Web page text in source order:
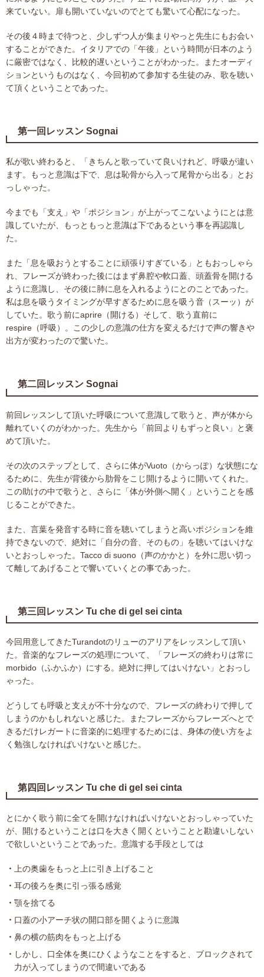
来ていない。扉も開いていないのでとても驚いて心配になった。
その後４時まで待つと、少しずつ人が集まりやっと先生にもお会い
することができた。イタリアでの「午後」という時間が日本のよう
に厳密ではなく、比較的遅いということがわかった。またオーディ
ションというものはなく、今回初めて参加する生徒のみ、歌を聴い
て頂くということであった。
第一回レッスン Sognai
私が歌い終わると、「きちんと歌っていて良いけれど、呼吸が違い
ます。もっと意識は下で、息は恥骨から入って尾骨から出る」とお
っしゃった。
今までも「支え」や「ポジション」が上がってこないようにとは意
識していたが、もっともっと意識は下であるという事を再認識し
た。
また「息を吸おうとすることに頑張りすぎている」ともおっしゃら
れ、フレーズが終わった後にはまず鼻腔や軟口蓋、頭蓋骨を開ける
ように意識し、その後に肺に息を入れるようにとのことであった。
私は息を吸うタイミングが早すぎるために息を吸う音（スーッ）が
していた。歌う前にaprire（開ける）そして、歌う直前に
respire（呼吸）。この少しの意識の仕方を変えるだけで声の響きや
出方が変わったので驚いた。
第二回レッスン Sognai
前回レッスンして頂いた呼吸について意識して歌うと、声が体から
離れていくのがわかった。先生から「前回よりもずっと良い」と褒
めて頂いた。
その次のステップとして、さらに体がVuoto（からっぽ）な状態にな
るために、先生が背後から肋骨をこじ開けるように開いてくれた。
この助けの中で歌うと、さらに「体が外側へ開く」ということを感
じることができた。
また、言葉を発音する時に音を聴いてしまうと高いポジションを維
持できないので、絶対に「自分の音、そのもの」を聴いてはいけな
いとおっしゃった。Tacco di suono（声のかかと）を外に思い切っ
て離してあげることで響いていくとの事であった。
第三回レッスン Tu che di gel sei cinta
今回用意してきたTurandotのリューのアリアをレッスンして頂い
た。音楽的なフレーズの処理について、「フレーズの終わりは常に
morbido（ふかふか）にする。絶対に押してはいけない」とおっし
ゃった。
どうしても呼吸と支えが不十分なので、フレーズの終わりで押して
しまうのかもしれないと感じた。またフレーズからフレーズへとで
きるだけレガートに音楽的に処理するためには、身体の使い方をよ
く勉強しなければいけないと感じた。
第四回レッスン Tu che di gel sei cinta
とにかく歌う前に全てを開けなければいけないとおっしゃっていた
が、開けるということは口を大きく開くということと勘違いしない
で欲しいということであった。意識する手段としては
上の奥歯をもっと上に引き上げること
耳の後ろを奥に引っ張る感覚
顎を捨てる
口蓋の小アーチ状の開口部を開くように意識
鼻の横の筋肉をもっと上げる
しかし、口全体を奥にひくようなことをすると、ブロックされて
力が入ってしまうので間違いである